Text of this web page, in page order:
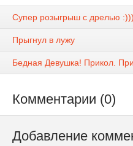
Супер розыгрыш с дрелью :)))
Прыгнул в лужу
Бедная Девушка! Прикол.
Комментарии (0)
Добавление